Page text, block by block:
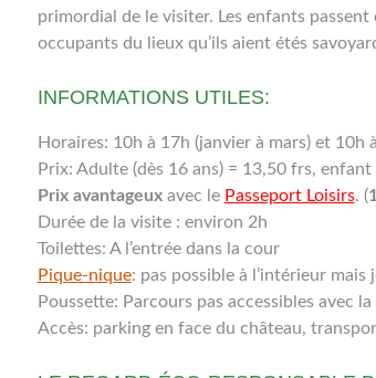
primordial de le visiter. Les enfants
occupants du lieux qu’ils aient étés
INFORMATIONS UTILES:
Horaires: 10h à 17h (janvier à mars) et 10h
Prix: Adulte (dès 16 ans) = 13,50 frs,
Prix avantageuxavec le Passeport Loisirs. (
Durée de la visite : environ 2h
Toilettes: A l’entrée dans la cour
Pique-nique: pas possible à l’intérieur
Poussette: Parcours pas accessibles avec
Accès: parking en face du château,